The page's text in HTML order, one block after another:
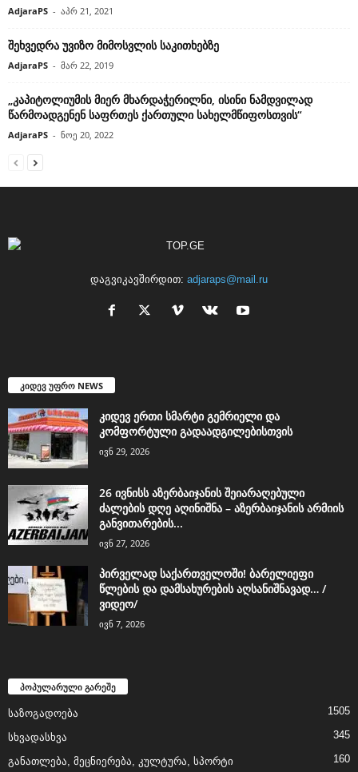
AdjaraPS - აპრ 21, 2021
შეხვედრა უვიზო მიმოსვლის საკითხებზე
AdjaraPS - მარ 22, 2019
„კაპიტოლიუმის მიერ მხარდაჭერილნი, ისინი ნამდვილად
წარმოადგენენ საფრთეს ქართული სახელმწიფოსთვის“
AdjaraPS - ნოე 20, 2022
დაგვიკავშირდით: adjaraps@mail.ru
კიდევ უფრო NEWS
კიდევ ერთი სმარტი გემრიელი და
კომფორტული გადაადგილებისთვის
ივნ 29, 2026
26 ივნისს აზერბაიჯანის შეიარაღებული
ძალების დღე აღინიშნა – აზერბაიჯანის არმიის
განვითარების...
ივნ 27, 2026
პირველად საქართველოში! ბარელიეფი
წლების და დამსახურების აღსანიშნავად… /
ვიდეო/
ივნ 7, 2026
პოპულარული გარეშე
საზოგადოება 1505
სხვადასხვა 345
განათლება, მეცნიერება, კულტურა, სპორტი 160